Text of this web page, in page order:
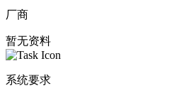
厂商
暂无资料
系统要求